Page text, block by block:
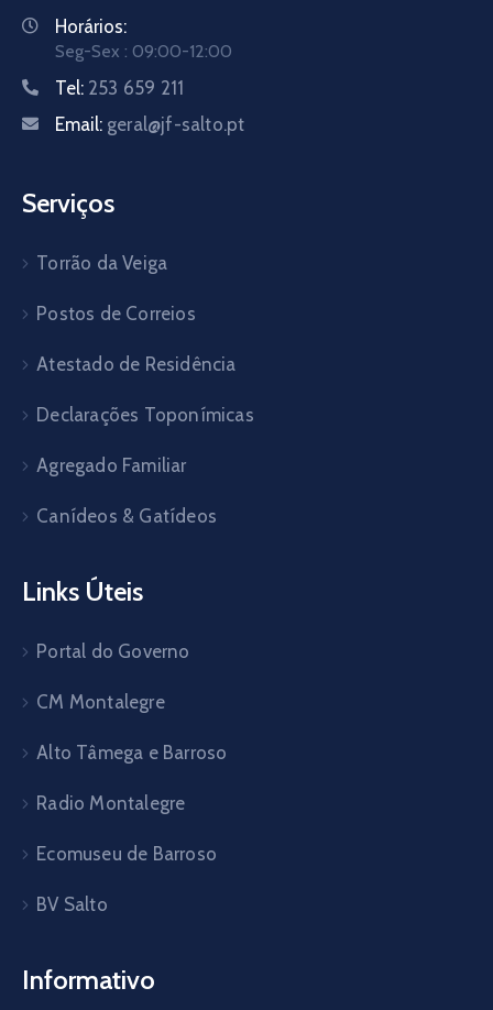
Horários:
Seg-Sex : 09:00-12:00
Tel: 253 659 211
Email: geral@jf-salto.pt
Serviços
Torrão da Veiga
Postos de Correios
Atestado de Residência
Declarações Toponímicas
Agregado Familiar
Canídeos & Gatídeos
Links Úteis
Portal do Governo
CM Montalegre
Alto Tâmega e Barroso
Radio Montalegre
Ecomuseu de Barroso
BV Salto
Informativo